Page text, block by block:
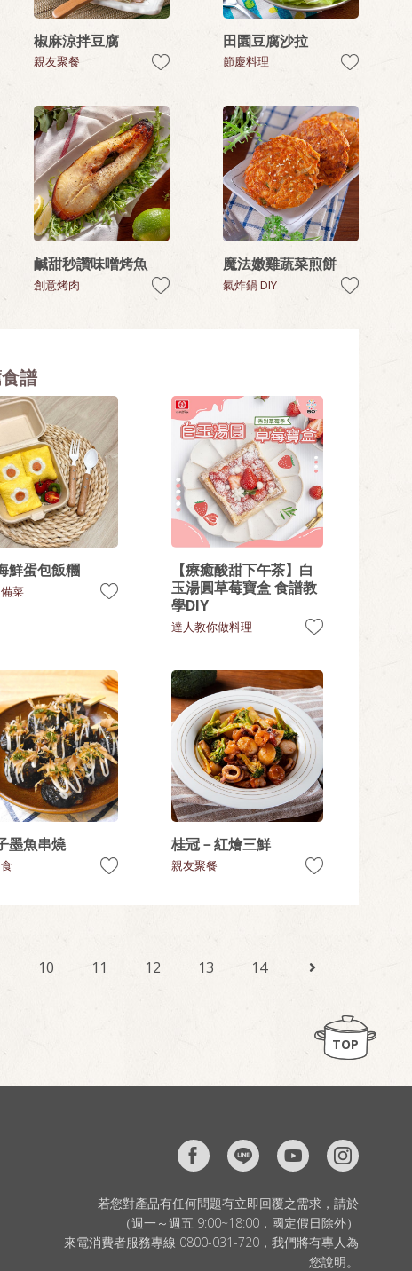
椒麻涼拌豆腐
親友聚餐
田園豆腐沙拉
節慶料理
鹹甜秒讚味噌烤魚
創意烤肉
魔法嫩雞蔬菜煎餅
氣炸鍋 DIY
譜
鮮蛋包飯糰
菜
【療癒酸甜下午茶】白
玉湯圓草莓寶盒 食譜教
學DIY
達人教你做料理
墨魚串燒 桂冠－紅燴三鮮
親友聚餐
10 11 12 13 14
TOP
若您對產品有任何問題有立即回覆之需求，請於
（週一～週五 9:00~18:00，國定假日除外）
來電消費者服務專線 0800-031-720，我們將有專人為
您說明。